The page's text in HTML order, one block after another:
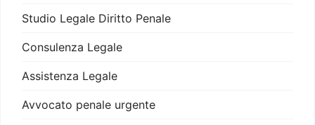
Studio Legale Diritto Penale
Consulenza Legale
Assistenza Legale
Avvocato penale urgente